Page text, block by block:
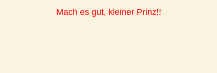
Mach es gut, kleiner Prinz!!